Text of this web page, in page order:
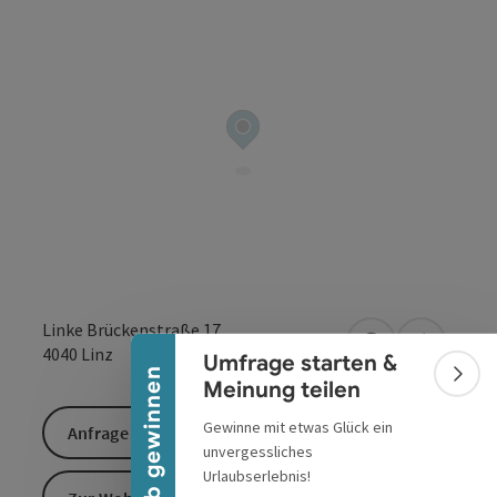
Banner einklappen
Umfrage starten &
Meinung teilen
Gewinne mit etwas Glück ein
unvergessliches
Urlaubserlebnis!
Linke Brückenstraße 17
4040 Linz in Google
in
Anfrage senden